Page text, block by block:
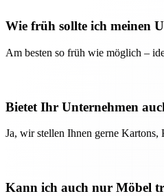
Wie früh sollte ich meinen
Am besten so früh wie möglich –
Bietet Ihr Unternehmen
Ja, wir stellen Ihnen gerne
Kann ich auch nur Möbel